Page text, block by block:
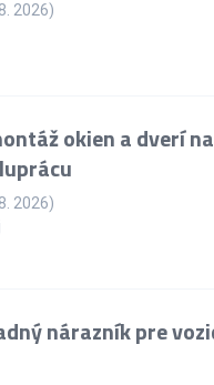
2026)
okien a dverí na
2026)
nárazník pre